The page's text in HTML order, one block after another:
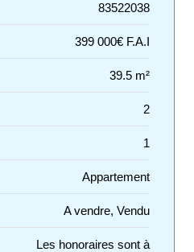
83522038
399 000€ F.A.I
39.5 m²
2
1
Appartement
A vendre, Vendu
Les honoraires sont à